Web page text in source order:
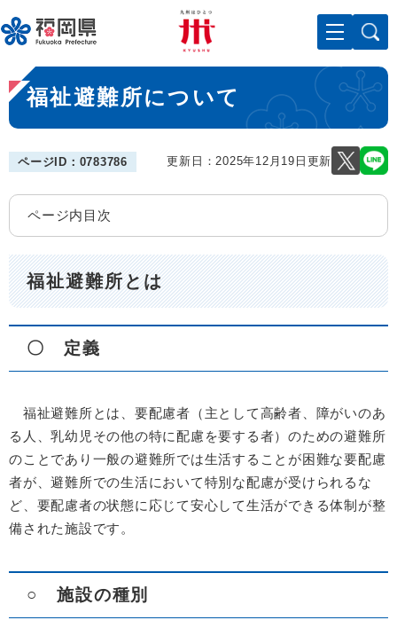
ー
ジ
先
頭
で
メニューを飛ばして本文へ
本
文
福祉避難所について
ページID：0783786 更新日：2025年12月19日更新
ページ内目次
福祉避難所とは
〇 定義
福祉避難所とは、要配慮者（主として高齢者、障がいのあ
る人、乳幼児その他の特に配慮を要する者）のための避難所
のことであり一般の避難所では生活することが困難な要配慮
者が、避難所での生活において特別な配慮が受けられるな
ど、要配慮者の状態に応じて安心して生活ができる体制が整
備された施設です。
○ 施設の種別